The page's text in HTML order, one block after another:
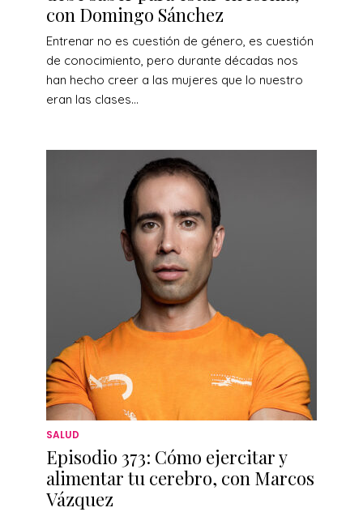
con Domingo Sánchez
Entrenar no es cuestión de género, es cuestión
de conocimiento, pero durante décadas nos
han hecho creer a las mujeres que lo nuestro
eran las clases...
SALUD
Episodio 373: Cómo ejercitar y
alimentar tu cerebro, con Marcos
Vázquez